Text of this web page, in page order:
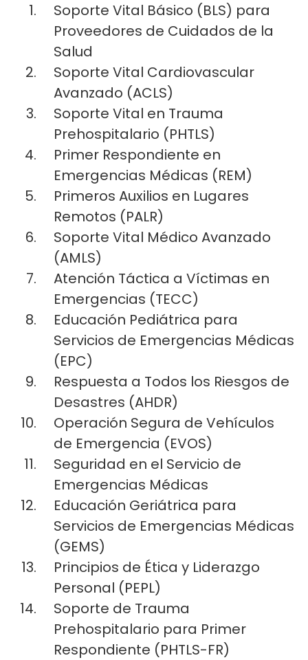
Soporte Vital Básico (BLS) para
Proveedores de Cuidados de la
Salud
Soporte Vital Cardiovascular
Avanzado (ACLS)
Soporte Vital en Trauma
Prehospitalario (PHTLS)
Primer Respondiente en
Emergencias Médicas (REM)
Primeros Auxilios en Lugares
Remotos (PALR)
Soporte Vital Médico Avanzado
(AMLS)
Atención Táctica a Víctimas en
Emergencias (TECC)
Educación Pediátrica para
Servicios de Emergencias Médicas
(EPC)
Respuesta a Todos los Riesgos de
Desastres (AHDR)
Operación Segura de Vehículos
de Emergencia (EVOS)
Seguridad en el Servicio de
Emergencias Médicas
Educación Geriátrica para
Servicios de Emergencias Médicas
(GEMS)
Principios de Ética y Liderazgo
Personal (PEPL)
Soporte de Trauma
Prehospitalario para Primer
Respondiente (PHTLS-FR)